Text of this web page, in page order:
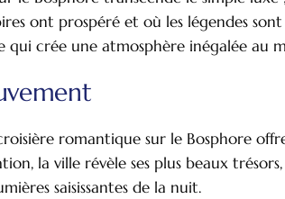
ont prospéré et où les légendes sont
qui crée une atmosphère inégalée au
romantique sur le Bosphore
la ville révèle ses plus beaux trésors,
saisissantes de la nuit.